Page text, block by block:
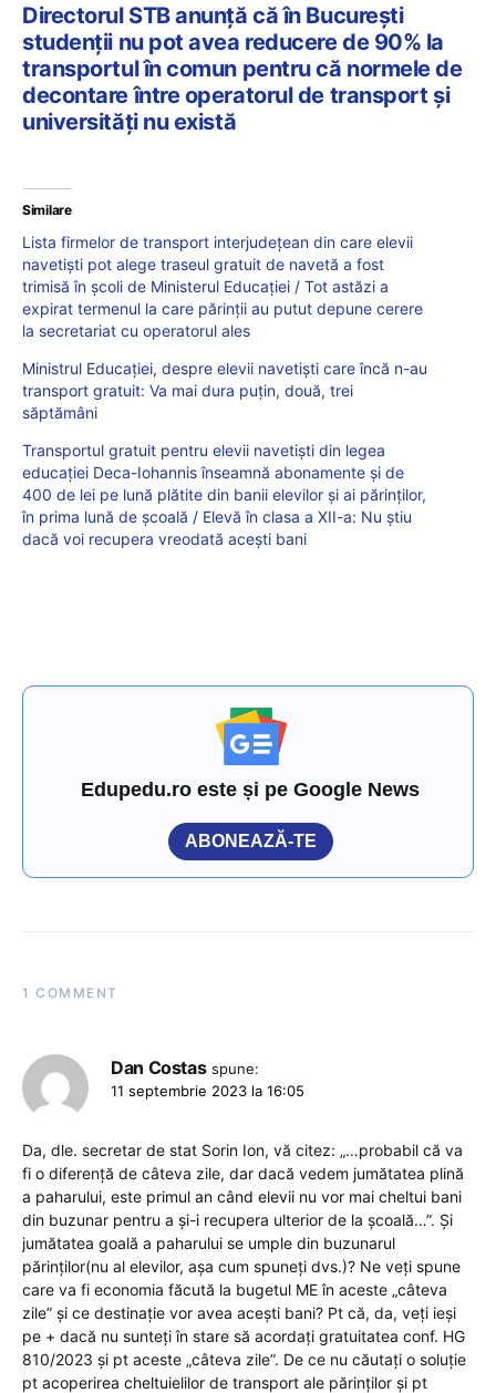
Directorul STB anunță că în București
studenții nu pot avea reducere de 90% la
transportul în comun pentru că normele de
decontare între operatorul de transport și
universități nu există
Similare
Lista firmelor de transport interjudețean din care elevii
navetiști pot alege traseul gratuit de navetă a fost
trimisă în școli de Ministerul Educației / Tot astăzi a
expirat termenul la care părinții au putut depune cerere
la secretariat cu operatorul ales
Ministrul Educației, despre elevii navetiști care încă n-au
transport gratuit: Va mai dura puțin, două, trei
săptămâni
Transportul gratuit pentru elevii navetiști din legea
educației Deca-Iohannis înseamnă abonamente și de
400 de lei pe lună plătite din banii elevilor și ai părinților,
în prima lună de școală / Elevă în clasa a XII-a: Nu știu
dacă voi recupera vreodată acești bani
Edupedu.ro este și pe Google News
ABONEAZĂ-TE
1 COMMENT
Dan Costas spune:
11 septembrie 2023 la 16:05
Da, dle. secretar de stat Sorin Ion, vă citez: „…probabil că va
fi o diferență de câteva zile, dar dacă vedem jumătatea plină
a paharului, este primul an când elevii nu vor mai cheltui bani
din buzunar pentru a și-i recupera ulterior de la școală…”. Și
jumătatea goală a paharului se umple din buzunarul
părinților(nu al elevilor, așa cum spuneți dvs.)? Ne veți spune
care va fi economia făcută la bugetul ME în aceste „câteva
zile” și ce destinație vor avea acești bani? Pt că, da, veți ieși
pe + dacă nu sunteți în stare să acordați gratuitatea conf. HG
810/2023 și pt aceste „câteva zile”. De ce nu căutați o soluție
pt acoperirea cheltuielilor de transport ale părinților și pt